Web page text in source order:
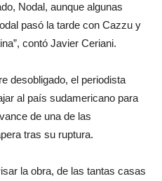
Nodal, aunque algunas
pasó la tarde con Cazzu y
contó Javier Ceriani.
desobligado, el periodista
al país sudamericano para
de una de las
tras su ruptura.
la obra, de las tantas casas